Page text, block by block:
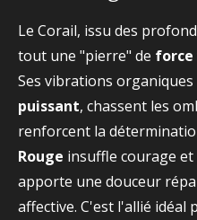
Le Corail, issu des
tout une "pierre" de
Ses vibrations
puissant, chassent les
renforcent la
Rouge insuffle courage et
apporte une douceur
affective. C'est l'allié